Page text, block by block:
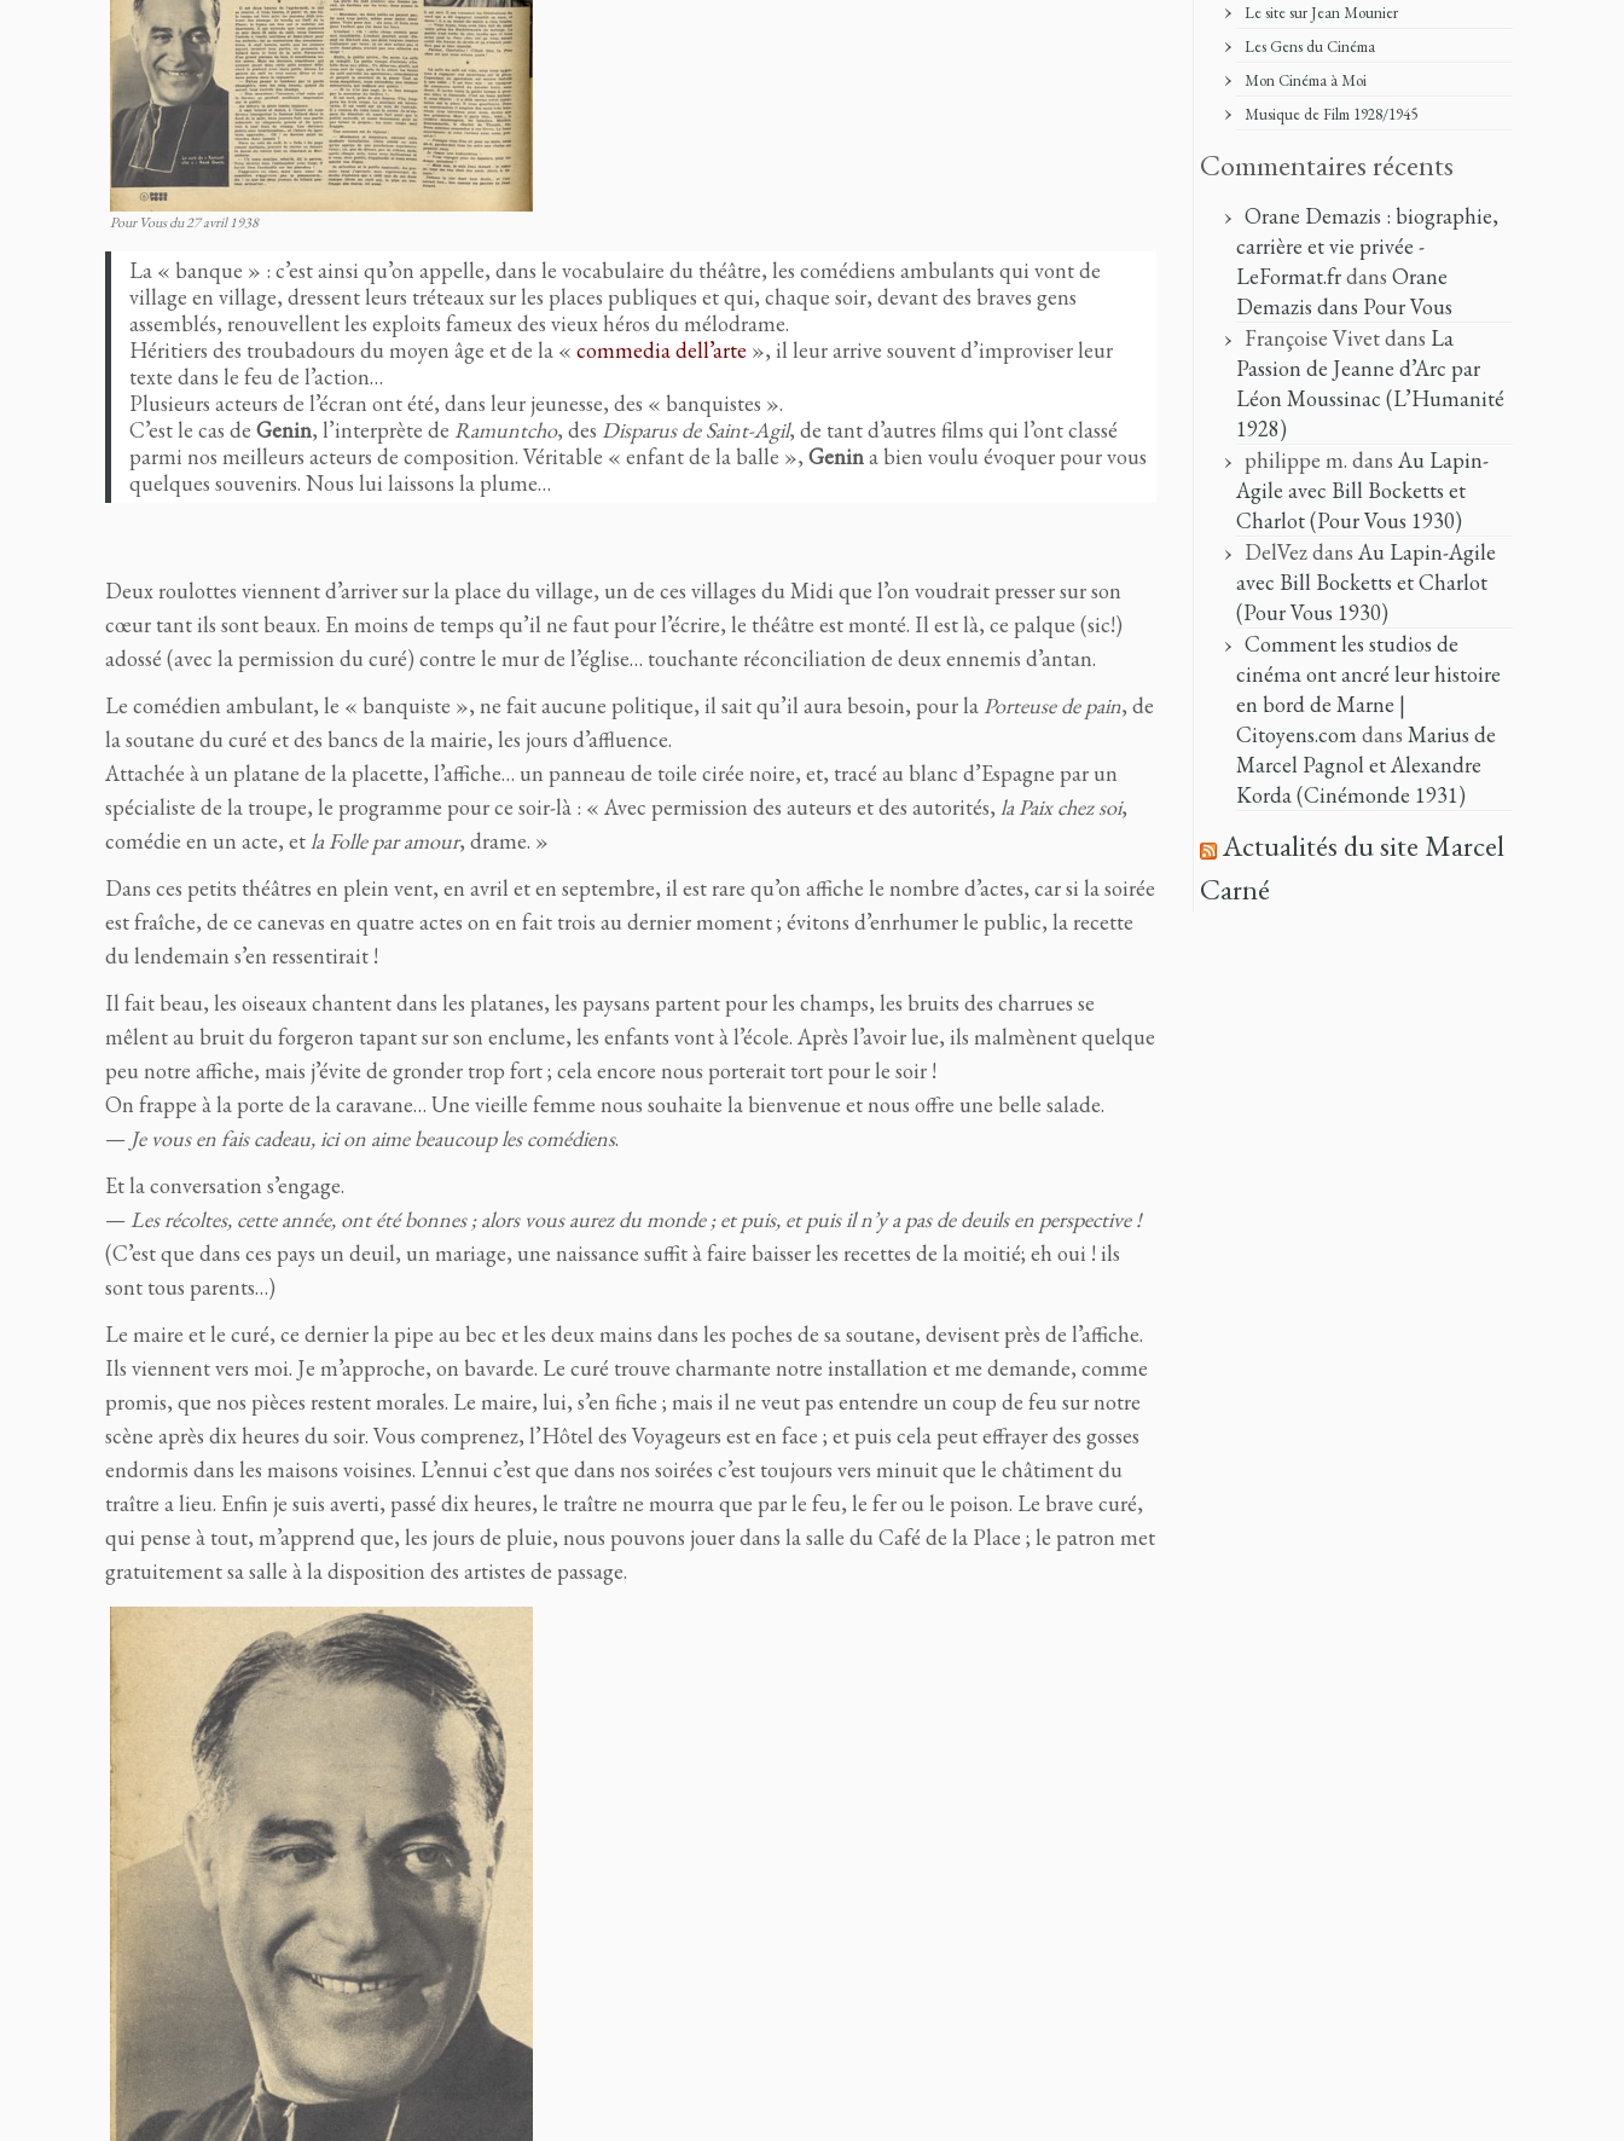
Pour Vous du 27 avril 1938
La « banque » : c’est ainsi qu’on appelle, dans le vocabulaire du théâtre, les comédiens ambulants qui vont de
village en village, dressent leurs tréteaux sur les places publiques et qui, chaque soir, devant des braves gens
assemblés, renouvellent les exploits fameux des vieux héros du mélodrame.
Héritiers des troubadours du moyen âge et de la « commedia dell’arte », il leur arrive souvent d’improviser leur
texte dans le feu de l’action…
Plusieurs acteurs de l’écran ont été, dans leur jeunesse, des « banquistes ».
C’est le cas de Genin, l’interprète de Ramuntcho, des Disparus de Saint-Agil, de tant d’autres films qui l’ont classé
parmi nos meilleurs acteurs de composition. Véritable « enfant de la balle », Genina bien voulu évoquer pour vous
quelques souvenirs. Nous lui laissons la plume…
Deux roulottes viennent d’arriver sur la place du village, un de ces villages du Midi que l’on voudrait presser sur son
cœur tant ils sont beaux. En moins de temps qu’il ne faut pour l’écrire, le théâtre est monté. Il est là, ce palque (sic!)
adossé (avec la permission du curé) contre le mur de l’église… touchante réconciliation de deux ennemis d’antan.
Le comédien ambulant, le « banquiste », ne fait aucune politique, il sait qu’il aura besoin, pour laPorteuse de pain, de
la soutane du curé et des bancs de la mairie, les jours d’affluence.
Attachée à un platane de la placette, l’affiche… un panneau de toile cirée noire, et, tracé au blanc d’Espagne par un
spécialiste de la troupe, le programme pour ce soir-là : « Avec permission des auteurs et des autorités, la Paix chez soi,
comédie en un acte, etla Folle par amour, drame. »
Dans ces petits théâtres en plein vent, en avril et en septembre, il est rare qu’on affiche le nombre d’actes, car si la soirée
est fraîche, de ce canevas en quatre actes on en fait trois au dernier moment ; évitons d’enrhumer le public, la recette
du lendemain s’en ressentirait !
Il fait beau, les oiseaux chantent dans les platanes, les paysans partent pour les champs, les bruits des charrues se
mêlent au bruit du forgeron tapant sur son enclume, les enfants vont à l’école. Après l’avoir lue, ils malmènent quelque
peu notre affiche, mais j’évite de gronder trop fort ; cela encore nous porterait tort pour le soir !
On frappe à la porte de la caravane… Une vieille femme nous souhaite la bienvenue et nous offre une belle salade.
— Je vous en fais cadeau, ici on aime beaucoup les comédiens.
Et la conversation s’engage.
—Les récoltes, cette année, ont été bonnes ; alors vous aurez du monde ; et puis, et puis il n’y a pas de deuils en perspective !
(C’est que dans ces pays un deuil, un mariage, une naissance suffit à faire baisser les recettes de la moitié; eh oui ! ils
sont tous parents…)
Le maire et le curé, ce dernier la pipe au bec et les deux mains dans les poches de sa soutane, devisent près de l’affiche.
Ils viennent vers moi. Je m’approche, on bavarde. Le curé trouve charmante notre installation et me demande, comme
promis, que nos pièces restent morales. Le maire, lui, s’en fiche ; mais il ne veut pas entendre un coup de feu sur notre
scène après dix heures du soir. Vous comprenez, l’Hôtel des Voyageurs est en face ; et puis cela peut effrayer des gosses
endormis dans les maisons voisines. L’ennui c’est que dans nos soirées c’est toujours vers minuit que le châtiment du
traître a lieu. Enfin je suis averti, passé dix heures, le traître ne mourra que par le feu, le fer ou le poison. Le brave curé,
qui pense à tout, m’apprend que, les jours de pluie, nous pouvons jouer dans la salle du Café de la Place ; le patron met
gratuitement sa salle à la disposition des artistes de passage.
Le site sur Jean Mounier
Les Gens du Cinéma
Mon Cinéma à Moi
Musique de Film 1928/1945
Commentaires récents
Orane Demazis : biographie,
carrière et vie privée -
LeFormat.frdans Orane
Demazis dans Pour Vous
Françoise Vivetdans La
Passion de Jeanne d’Arc par
Léon Moussinac (L’Humanité
1928)
philippe m. dans Au Lapin-
Agile avec Bill Bocketts et
Charlot (Pour Vous 1930)
DelVezdans Au Lapin-Agile
avec Bill Bocketts et Charlot
(Pour Vous 1930)
Comment les studios de
cinéma ont ancré leur histoire
en bord de Marne |
Citoyens.comdans Marius de
Marcel Pagnol et Alexandre
Korda (Cinémonde 1931)
Actualités du site Marcel
Carné